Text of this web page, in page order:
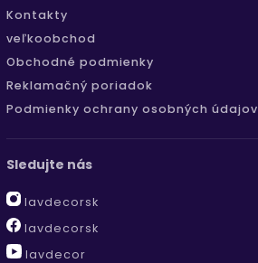
Kontakty
veľkoobchod
Obchodné podmienky
Reklamačný poriadok
Podmienky ochrany osobných údajov
Sledujte nás
lavdecorsk
lavdecorsk
lavdecor